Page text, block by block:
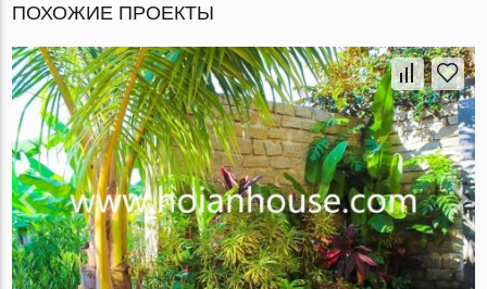
ПОХОЖИЕ ПРОЕКТЫ